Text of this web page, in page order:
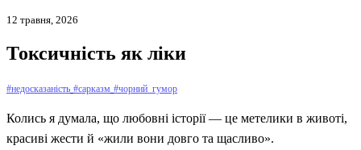
12 травня, 2026
Токсичність як ліки
#недосказаність #сарказм #чорний_гумор
Колись я думала, що любовні історії — це метелики в животі,
красиві жести й «жили вони довго та щасливо».